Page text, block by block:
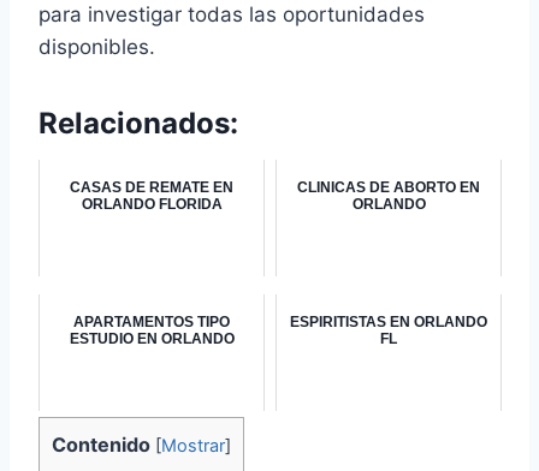
para investigar todas las oportunidades
disponibles.
Relacionados:
CASAS DE REMATE EN
ORLANDO FLORIDA
CLINICAS DE ABORTO EN
ORLANDO
APARTAMENTOS TIPO
ESTUDIO EN ORLANDO
ESPIRITISTAS EN ORLANDO
FL
Contenido [Mostrar]